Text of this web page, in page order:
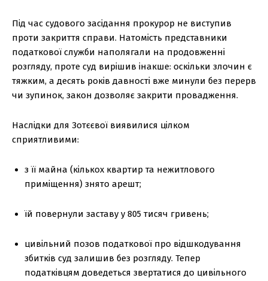
Під час судового засідання прокурор не виступив
проти закриття справи. Натомість представники
податкової служби наполягали на продовженні
розгляду, проте суд вирішив інакше: оскільки злочин є
тяжким, а десять років давності вже минули без перерв
чи зупинок, закон дозволяє закрити провадження.
Наслідки для Зотєєвої виявилися цілком
сприятливими:
з її майна (кількох квартир та нежитлового
приміщення) знято арешт;
їй повернули заставу у 805 тисяч гривень;
цивільний позов податкової про відшкодування
збитків суд залишив без розгляду. Тепер
податківцям доведеться звертатися до цивільного